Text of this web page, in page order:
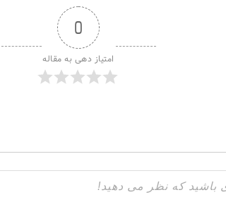
0
امتیاز دهی به مقاله